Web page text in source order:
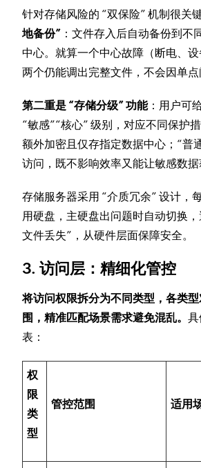
针对存储风险的 “双保险” 机制很关
地备份” ：文件存入后自动备份到不
中心。就算一个中心故障（断电、
两个仍能调出完整文件，不会因单点
第二重是 “存储分级” 功能：用户可
“敏感”“核心” 级别，对应不同保护
额外加密且仅存指定数据中心；“普
访问，既不影响效率又能让敏感数据
存储服务器采用 “介质冗余” 设计，
用硬盘，主硬盘出问题时自动切换
文件丢失”，从硬件层面保障安全。
3. 访问层：精细化管控
将访问权限拆分为不同类型，各类
围，精准匹配场景需求避免混乱。
表：
权
限
类
型
管控范围 适用